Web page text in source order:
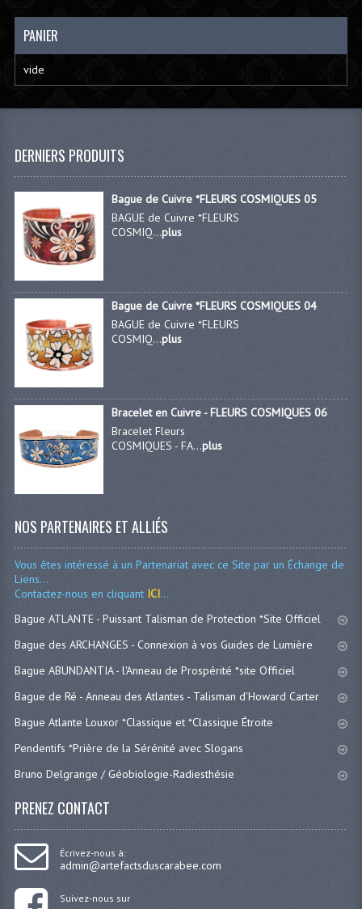
PANIER
vide
DERNIERS PRODUITS
Bague de Cuivre *FLEURS COSMIQUES 05
BAGUE de Cuivre *FLEURS
COSMIQ...plus
Bague de Cuivre *FLEURS COSMIQUES 04
BAGUE de Cuivre *FLEURS
COSMIQ...plus
Bracelet en Cuivre - FLEURS COSMIQUES 06
Bracelet Fleurs
COSMIQUES - FA...plus
NOS PARTENAIRES ET ALLIÉS
Vous êtes intéressé à un Partenariat avec ce Site par un Échange de
Liens...
Contactez-nous en cliquantICI...
Bague ATLANTE - Puissant Talisman de Protection *Site Officiel
Bague des ARCHANGES - Connexion à vos Guides de Lumière
Bague ABUNDANTIA - l'Anneau de Prospérité *site Officiel
Bague de Ré - Anneau des Atlantes - Talisman d'Howard Carter
Bague Atlante Louxor *Classique et *Classique Étroite
Pendentifs *Prière de la Sérénité avec Slogans
Bruno Delgrange / Géobiologie-Radiesthésie
PRENEZ CONTACT
Écrivez-nous à:
admin@artefactsduscarabee.com
Suivez-nous sur